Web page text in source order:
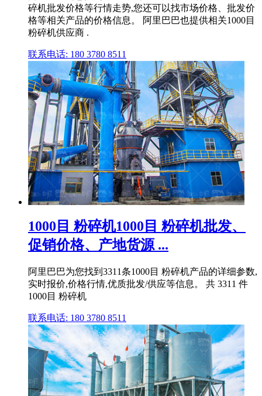
碎机批发价格等行情走势,您还可以找市场价格、批发价
格等相关产品的价格信息。 阿里巴巴也提供相关1000目
粉碎机供应商 .
联系电话: 180 3780 8511
1000目 粉碎机1000目 粉碎机批发、
促销价格、产地货源 ...
阿里巴巴为您找到3311条1000目 粉碎机产品的详细参数,
实时报价,价格行情,优质批发/供应等信息。 共 3311 件
1000目 粉碎机
联系电话: 180 3780 8511